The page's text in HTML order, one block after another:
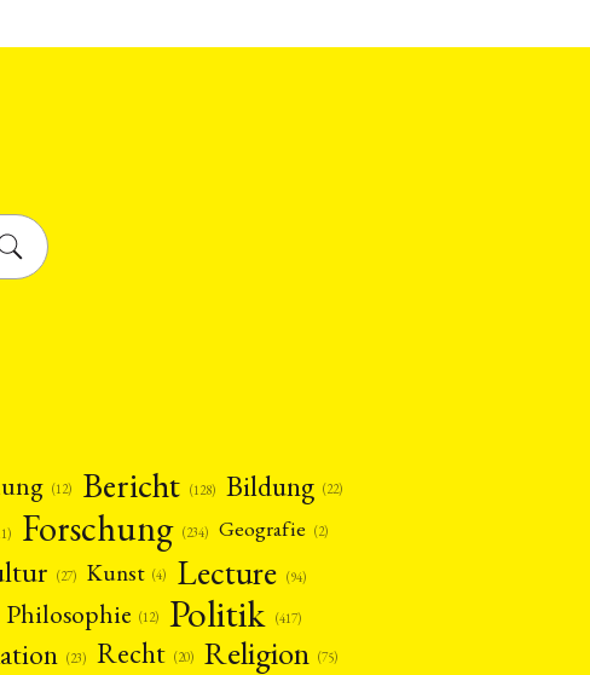
(12) Bericht (128) Bildung (22)
Forschung (234) Geografie (2)
(27) Kunst (4) Lecture (94)
Philosophie (12) Politik (417)
(23) Recht (20) Religion (75)